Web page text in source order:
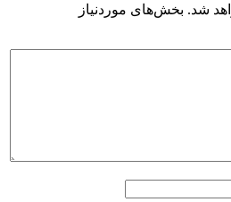
شد. بخش‌های موردنیاز